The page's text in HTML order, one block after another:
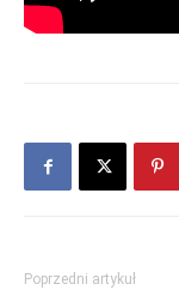
Poprzedni artykuł